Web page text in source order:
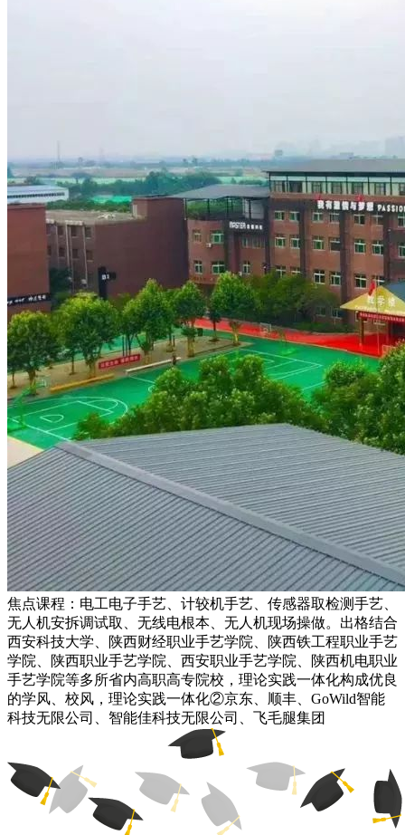
焦点课程：电工电子手艺、计较机手艺、传感器取检测手艺、
无人机安拆调试取、无线电根本、无人机现场操做。出格结合
西安科技大学、陕西财经职业手艺学院、陕西铁工程职业手艺
学院、陕西职业手艺学院、西安职业手艺学院、陕西机电职业
手艺学院等多所省内高职高专院校，理论实践一体化构成优良
的学风、校风，理论实践一体化②京东、顺丰、GoWild智能
科技无限公司、智能佳科技无限公司、飞毛腿集团